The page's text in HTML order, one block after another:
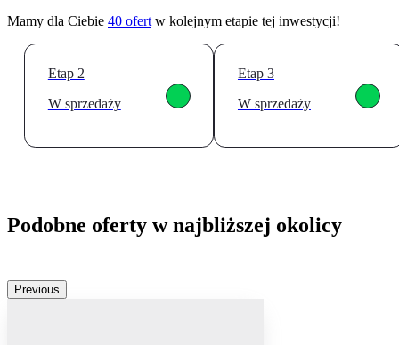
Mamy dla Ciebie 40 ofert w kolejnym etapie tej inwestycji!
Etap 2
W sprzedaży
Etap 3
W sprzedaży
Podobne oferty w najbliższej okolicy
Previous